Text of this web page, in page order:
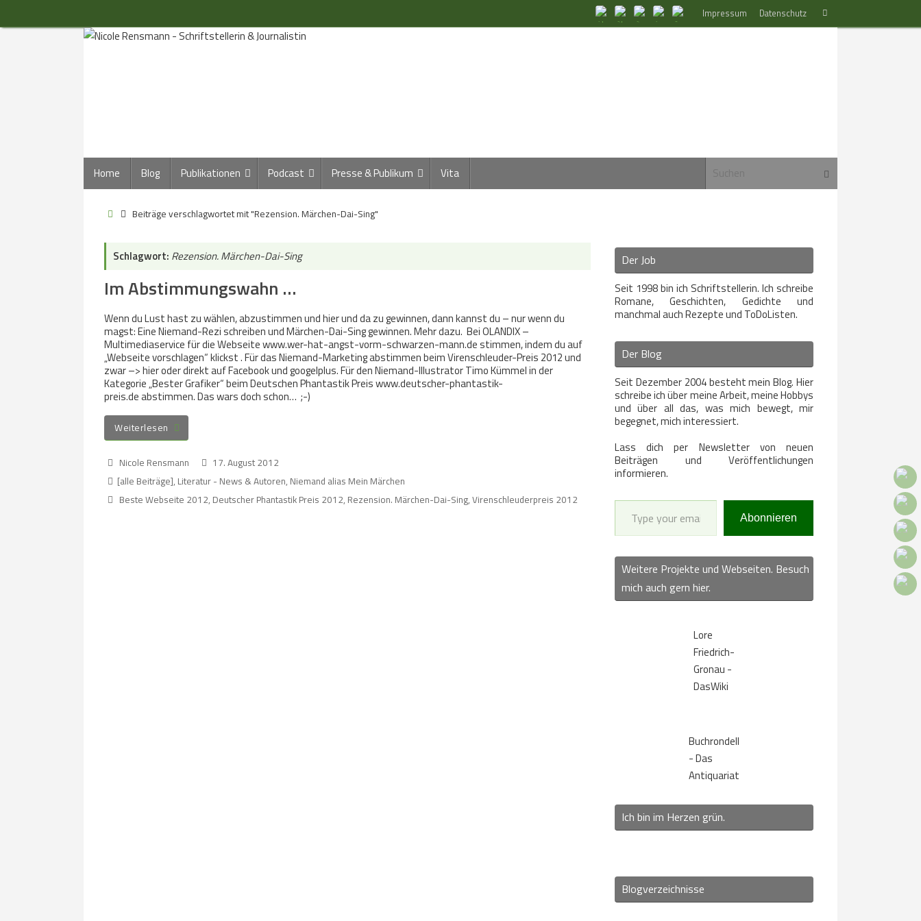
Inhalt
Impressum Datenschutz
nach:
Suchen
Inhalt
springen
Home Blog Publikationen Podcast Presse & Publikum Vita Suchen
StartBeiträge verschlagwortet mit "Rezension. Märchen-Dai-Sing"
Schlagwort: Rezension. Märchen-Dai-Sing
Im Abstimmungswahn …
Wenn du Lust hast zu wählen, abzustimmen und hier und da zu gewinnen, dann kannst du – nur wenn du
magst: Eine Niemand-Rezi schreiben und Märchen-Dai-Sing gewinnen. Mehr dazu. Bei OLANDIX –
Multimediaservice für die Webseite www.wer-hat-angst-vorm-schwarzen-mann.de stimmen, indem du auf
„Webseite vorschlagen“ klickst . Für das Niemand-Marketing abstimmen beim Virenschleuder-Preis 2012 und
zwar –> hier oder direkt auf Facebook und googelplus. Für den Niemand-Illustrator Timo Kümmel in der
Kategorie „Bester Grafiker“ beim Deutschen Phantastik Preis www.deutscher-phantastik-
preis.de abstimmen. Das wars doch schon… ;-)
Weiterlesen
Nicole Rensmann
17. August 2012
[alle Beiträge], Literatur - News & Autoren, Niemand alias Mein Märchen
Beste Webseite 2012, Deutscher Phantastik Preis 2012, Rezension. Märchen-Dai-Sing,Virenschleuderpreis 2012
Der Job
Seit 1998 bin ich Schriftstellerin. Ich schreibe
Romane, Geschichten, Gedichte und
manchmal auch Rezepte und ToDoListen.
Der Blog
Seit Dezember 2004 besteht mein Blog. Hier
schreibe ich über meine Arbeit, meine Hobbys
und über all das, was mich bewegt, mir
begegnet, mich interessiert.
Lass dich per Newsletter von neuen
Beiträgen und Veröffentlichungen
informieren.
Type your email…
Abonnieren
Weitere Projekte und Webseiten. Besuch
mich auch gern hier.
Lore
Friedrich-
Gronau -
DasWiki
Buchrondell
- Das
Antiquariat
Ich bin im Herzen grün.
Blogverzeichnisse